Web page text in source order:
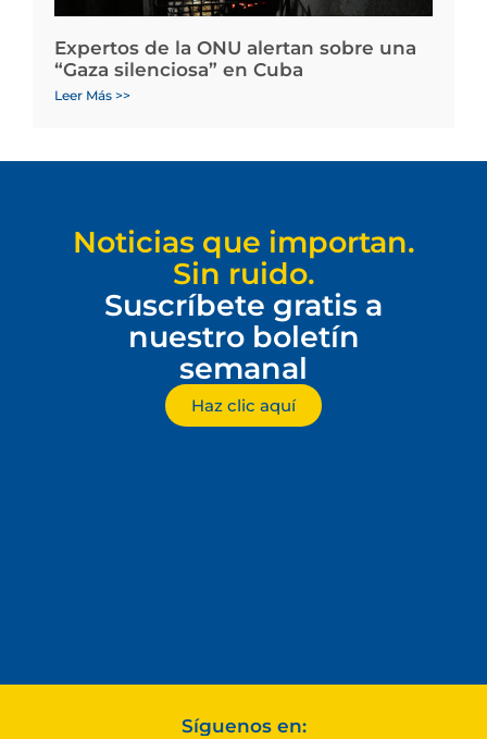
Expertos de la ONU alertan sobre una
“Gaza silenciosa” en Cuba
Leer Más >>
Noticias que importan.
Sin ruido.
Suscríbete gratis a
nuestro boletín
semanal
Haz clic aquí
Síguenos en: